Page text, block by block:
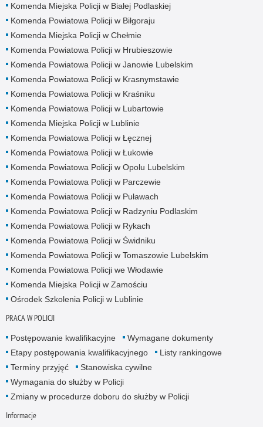
Komenda Miejska Policji w Białej Podlaskiej
Komenda Powiatowa Policji w Biłgoraju
Komenda Miejska Policji w Chełmie
Komenda Powiatowa Policji w Hrubieszowie
Komenda Powiatowa Policji w Janowie Lubelskim
Komenda Powiatowa Policji w Krasnymstawie
Komenda Powiatowa Policji w Kraśniku
Komenda Powiatowa Policji w Lubartowie
Komenda Miejska Policji w Lublinie
Komenda Powiatowa Policji w Łęcznej
Komenda Powiatowa Policji w Łukowie
Komenda Powiatowa Policji w Opolu Lubelskim
Komenda Powiatowa Policji w Parczewie
Komenda Powiatowa Policji w Puławach
Komenda Powiatowa Policji w Radzyniu Podlaskim
Komenda Powiatowa Policji w Rykach
Komenda Powiatowa Policji w Świdniku
Komenda Powiatowa Policji w Tomaszowie Lubelskim
Komenda Powiatowa Policji we Włodawie
Komenda Miejska Policji w Zamościu
Ośrodek Szkolenia Policji w Lublinie
PRACA W POLICJI
Postępowanie kwalifikacyjne
Wymagane dokumenty
Etapy postępowania kwalifikacyjnego
Listy rankingowe
Terminy przyjęć
Stanowiska cywilne
Wymagania do służby w Policji
Zmiany w procedurze doboru do służby w Policji
Informacje